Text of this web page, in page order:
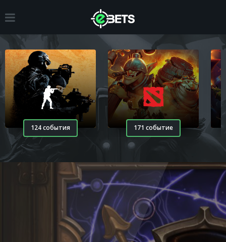
124 события 171 событие